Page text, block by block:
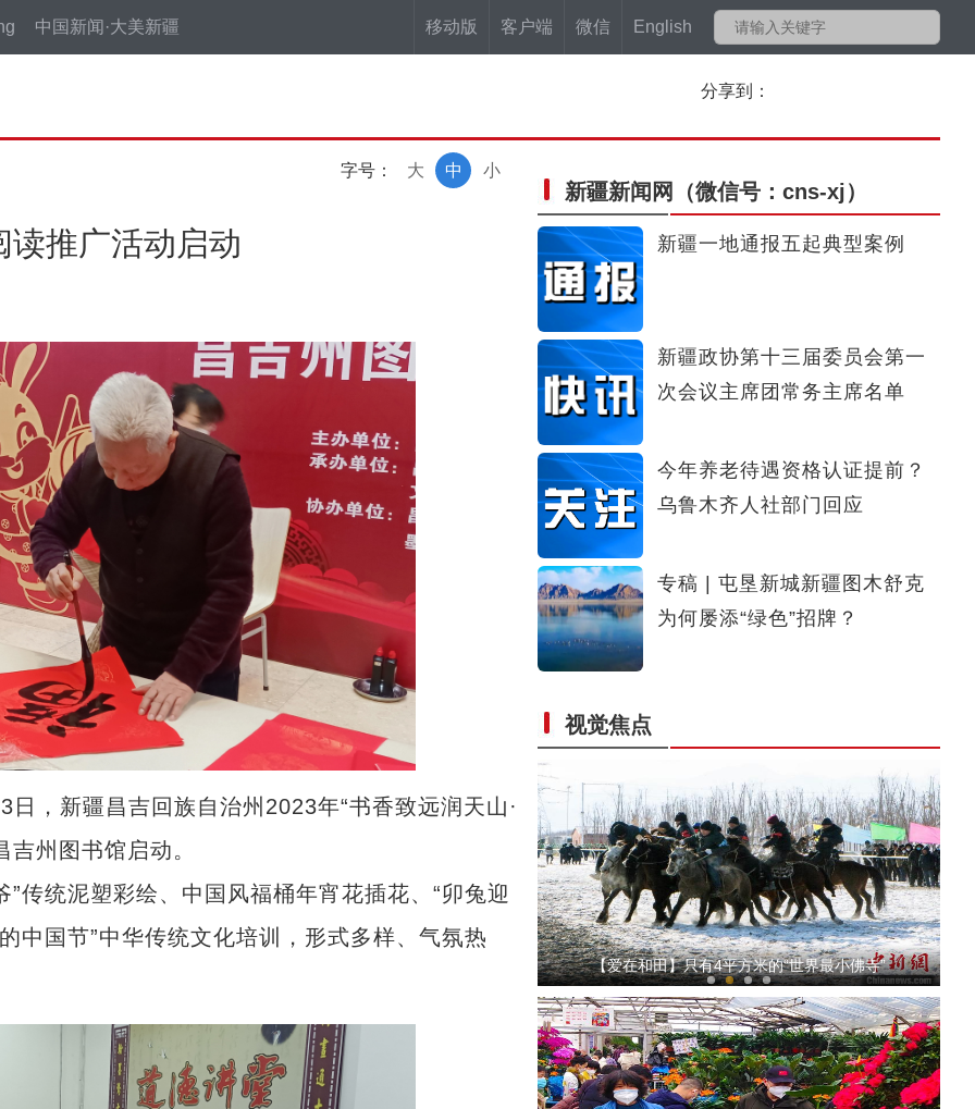
移动版 客户端 微信 English
中国新闻·大美新疆
分享到：
字号： 小
中
大
推广活动启动
新疆昌吉回族自治州2023年“书香致远润天山·
州图书馆启动。
统泥塑彩绘、中国风福桶年宵花插花、“卯兔迎
中国节”中华传统文化培训，形式多样、气氛热
新疆新闻网 （微信号：cns-xj）
新疆一地通报五起典型案例
新疆政协第十三届委员会第一
次会议主席团常务主席名单
今年养老待遇资格认证提前？
乌鲁木齐人社部门回应
专稿 | 屯垦新城新疆图木舒克
为何屡添“绿色”招牌？
视觉焦点
新疆沙雅：警民携手救助国家二级保护动物苍
“火洲”新疆吐鲁番迎来今年首场降雪
【爱在和田】只有4平方米的“世界最小佛寺”